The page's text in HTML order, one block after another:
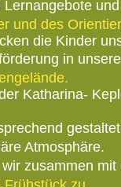
und des
die Kinder
in
.
Katharina-
Atmosphäre.
zusammen mit